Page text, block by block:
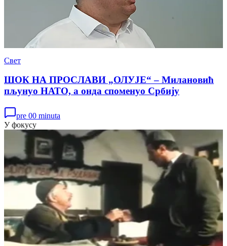
Свет
ШОК НА ПРОСЛАВИ „ОЛУЈЕ“ – Милановић
пљунуо НАТО, а онда споменуо Србију
pre 00 minuta
У фокусу